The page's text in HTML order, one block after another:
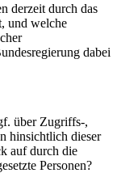
derzeit durch das
und welche
dabei
über Zugriffs-,
hinsichtlich dieser
auf durch die
Personen?